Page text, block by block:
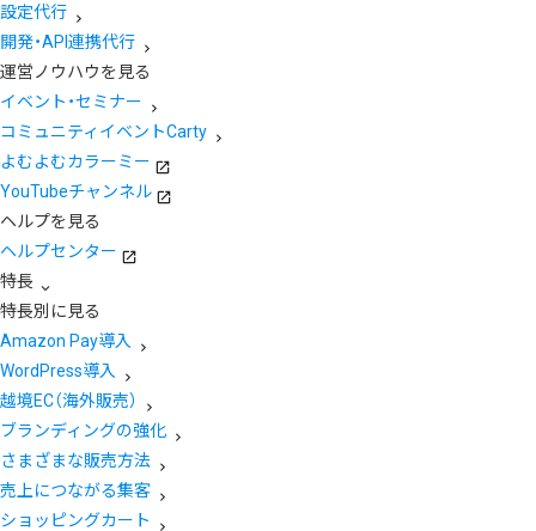
設定代行
開発・API連携代行
運営ノウハウを見る
イベント・セミナー
コミュニティイベントCarty
よむよむカラーミー
YouTubeチャンネル
ヘルプを見る
ヘルプセンター
特長
特長別に見る
Amazon Pay導入
WordPress導入
越境EC（海外販売）
ブランディングの強化
さまざまな販売方法
売上につながる集客
ショッピングカート